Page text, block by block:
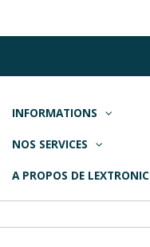
INFORMATIONS
NOS SERVICES
A PROPOS DE LEXTRONIC